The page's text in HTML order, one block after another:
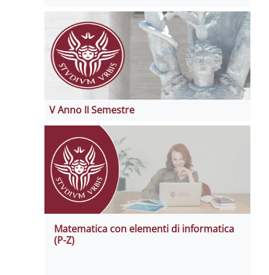
V Anno II Semestre
Matematica con elementi di informatica
(P-Z)